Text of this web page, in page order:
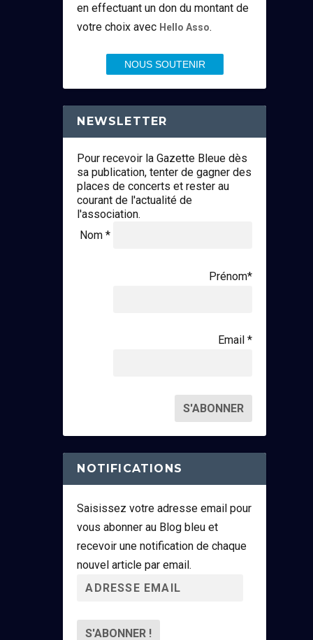
en effectuant un don du montant de
votre choix avec Hello Asso.
NOUS SOUTENIR
NEWSLETTER
Pour recevoir la Gazette Bleue dès
sa publication, tenter de gagner des
places de concerts et rester au
courant de l'actualité de
l'association.
Nom *
Prénom*
Email *
NOTIFICATIONS
Saisissez votre adresse email pour
vous abonner au Blog bleu et
recevoir une notification de chaque
nouvel article par email.
r